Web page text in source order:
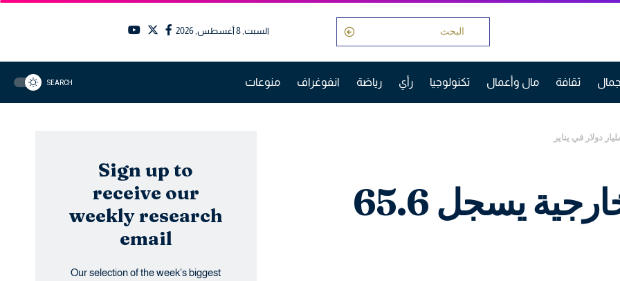
السبت, 8 أغسطس, 2026
ثقافة مال وأعمال تكنولوجيا رأي رياضة انفوغراف منوعات SEARCH
فائض تجارة الصين الخارجية يسجل 65.6
Sign up to
receive our
weekly research
email
Our selection of the week's biggest